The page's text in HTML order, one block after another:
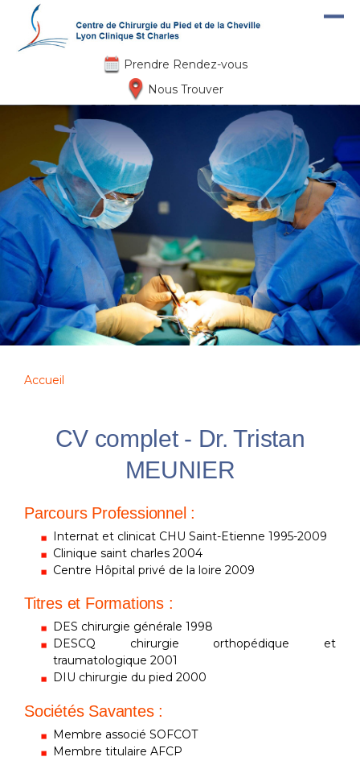
Aller au contenu principal
Prendre Rendez-vous
Nous Trouver
Accueil
CV complet - Dr. Tristan
MEUNIER
Parcours Professionnel :
Internat et clinicat CHU Saint-Etienne 1995-2009
Clinique saint charles 2004
Centre Hôpital privé de la loire 2009
Titres et Formations :
DES chirurgie générale 1998
DESCQ chirurgie orthopédique et
traumatologique 2001
DIU chirurgie du pied 2000
Sociétés Savantes :
Membre associé SOFCOT
Membre titulaire AFCP